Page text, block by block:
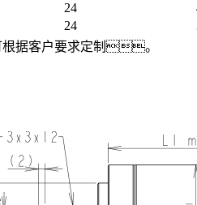
24
24
据客户要求定制。